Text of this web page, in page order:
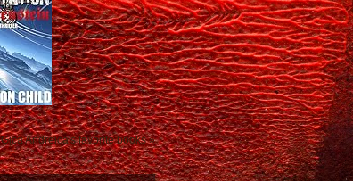
Gică Andreica's favorite books »